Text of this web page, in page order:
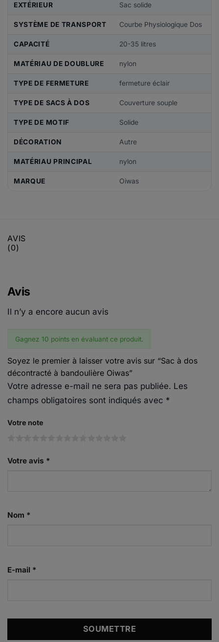
EXTÉRIEUR Sac solide
SYSTÈME DE TRANSPORT Courbe Physiologique Dos
CAPACITÉ 20-35 litres
MATÉRIAU DE DOUBLURE nylon
TYPE DE FERMETURE fermeture éclair
TYPE DE SACS À DOS Couverture souple
TYPE DE MOTIF Solide
DÉCORATION Autre
MATÉRIAU PRINCIPAL nylon
MARQUE Oiwas
AVIS
(0)
Avis
Il n’y a encore aucun avis
Gagnez 10 points en évaluant ce produit.
Soyez le premier à laisser votre avis sur “Sac à dos
décontracté à bandoulière Oiwas”
Votre adresse e-mail ne sera pas publiée. Les
champs obligatoires sont indiqués avec *
Votre note
Votre avis *
Nom *
E-mail *